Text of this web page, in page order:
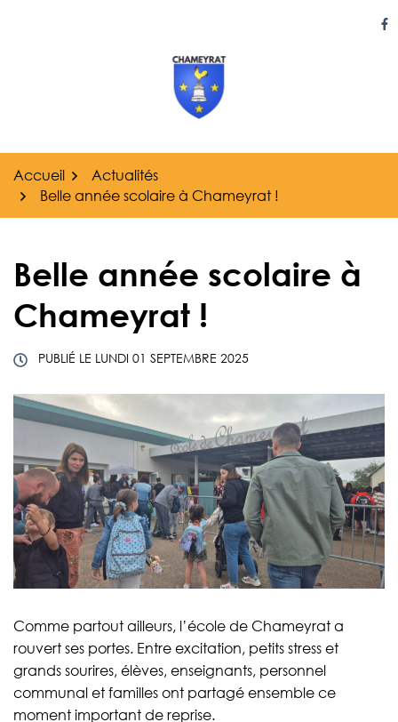
Accueil
Actualités
Belle année scolaire à Chameyrat !
Belle année scolaire à
Chameyrat !
PUBLIÉ LE LUNDI 01 SEPTEMBRE 2025
Comme partout ailleurs, l’école de Chameyrat a
rouvert ses portes. Entre excitation, petits stress et
grands sourires, élèves, enseignants, personnel
communal et familles ont partagé ensemble ce
moment important de reprise.